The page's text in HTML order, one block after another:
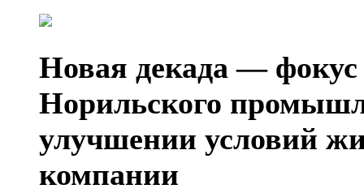
Новая декада — фокус
Норильского
улучшении условий
компании